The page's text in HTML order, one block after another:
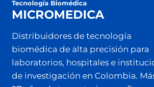
Tecnología Biomédica
MICROMEDICA
Distribuidores de tecnología
biomédica de alta precisión para
laboratorios, hospitales e
de investigación en Colombia.